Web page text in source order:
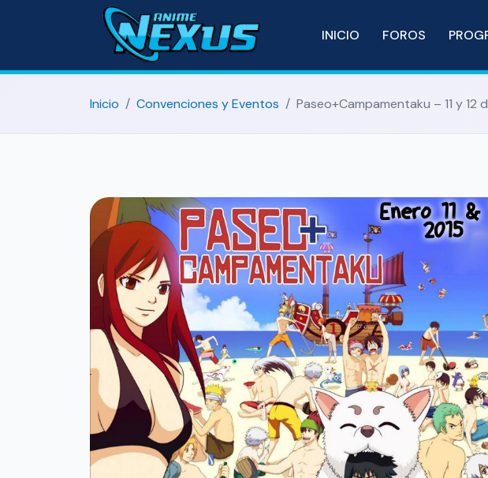
INICIO FOROS
Inicio Convenciones y Eventos Paseo+Campamentaku – 11 y